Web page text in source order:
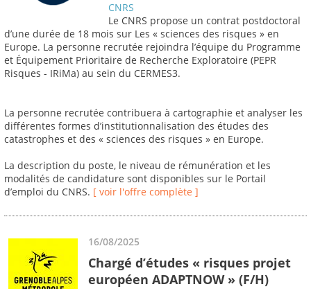
CNRS
Le CNRS propose un contrat postdoctoral
d’une durée de 18 mois sur Les « sciences des risques » en
Europe. La personne recrutée rejoindra l’équipe du Programme
et Équipement Prioritaire de Recherche Exploratoire (PEPR
Risques - IRiMa) au sein du CERMES3.
La personne recrutée contribuera à cartographie et analyser les
différentes formes d’institutionnalisation des études des
catastrophes et des « sciences des risques » en Europe.
La description du poste, le niveau de rémunération et les
modalités de candidature sont disponibles sur le Portail
d’emploi du CNRS. [ voir l'offre complète ]
16/08/2025
Chargé d’études « risques projet
européen ADAPTNOW » (F/H)